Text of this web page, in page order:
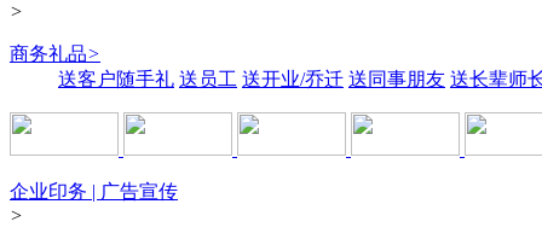
>
商务礼品>
送客户随手礼 送员工 送开业/乔迁 送同事朋友 送长辈师
企业印务 | 广告宣传
>